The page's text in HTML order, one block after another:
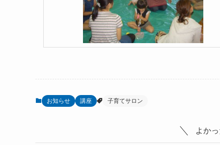
お知らせ 講座 子育てサロン
よか